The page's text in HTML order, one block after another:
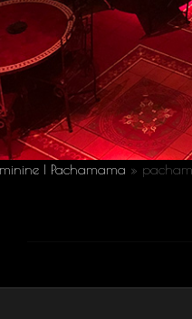
| Pachamama »